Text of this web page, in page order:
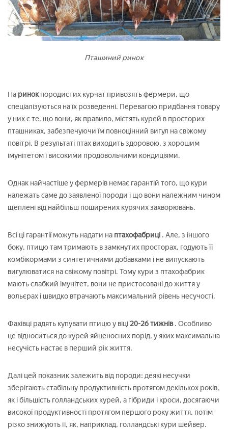
Пташиний ринок
На ринокпородистих курчат привозять фермери, що
спеціалізуються на їх розведенні. Перевагою придбання товару
у них є те, що вони, як правило, містять курей в просторих
пташниках, забезпечуючи їм повноцінний вигул на свіжому
повітрі. В результаті птах виходить здоровою, з хорошим
імунітетом і високими продовольчими кондиціями.
Однак найчастіше у фермерів немає гарантій того, що кури
належать саме до заявленої породи і що вони належним чином
щеплені від найбільш поширених курячих захворювань.
Всі ці гарантії можуть надати на птахофабриці . Але, з іншого
боку, птицю там тримають в замкнутих просторах, годують її
комбікормами з синтетичними добавками і не випускають
вигулюватися на свіжому повітрі. Тому кури з птахофабрик
мають слабкий імунітет, вони не пристосовані до життя у
вольєрах і швидко втрачають максимальний рівень несучості.
Фахівці радять купувати птицю у віці20-26 тижнів. Особливо
це відноситься до курей яйценосних порід, у яких максимальна
несучість настає в перший рік життя.
Далі цей показник залежить від породи: деякі несучки
зберігають стабільну продуктивність протягом декількох років,
як і більшість голландських курей, а гібриди і кроси, досягаючи
високої продуктивності протягом першого року життя, потім
різко знижують її, як, наприклад, голландські кури шейвер.